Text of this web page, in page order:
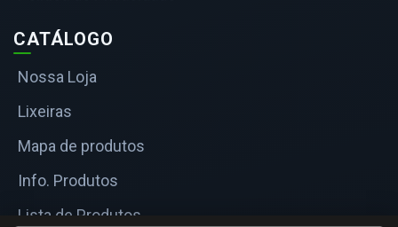
CATÁLOGO
Nossa Loja
Lixeiras
Mapa de produtos
Info. Produtos
Lista de Produtos